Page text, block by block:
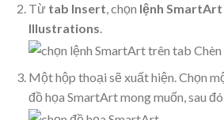
Từ tab Insert, chọn lệnh SmartArt
Illustrations.
Một hộp thoại sẽ xuất hiện. Chọn
đồ họa SmartArt mong muốn, sau